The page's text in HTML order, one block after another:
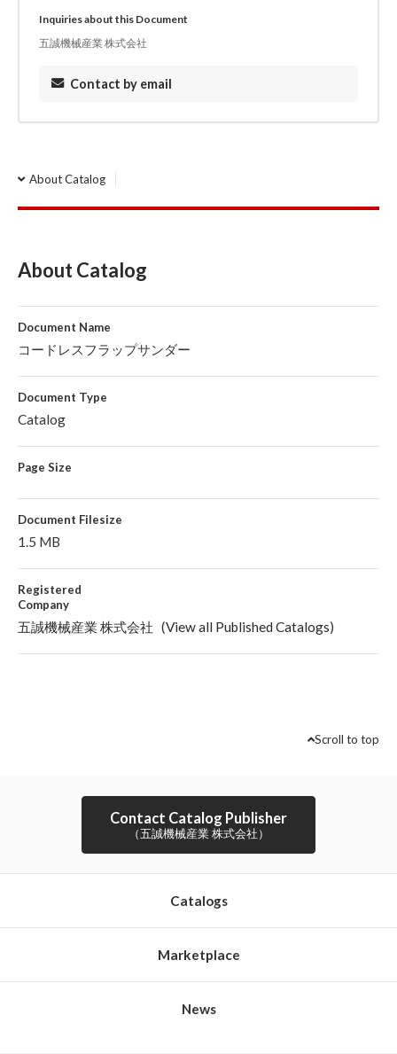
Inquiries about this Document
五誠機械産業 株式会社
Contact by email
About Catalog
About Catalog
Document Name
コードレスフラップサンダー
Document Type
Catalog
Page Size
Document Filesize
1.5 MB
Registered
Company
五誠機械産業 株式会社 (View all Published Catalogs)
Scroll to top
Contact Catalog Publisher
（五誠機械産業 株式会社）
Catalogs
Marketplace
News